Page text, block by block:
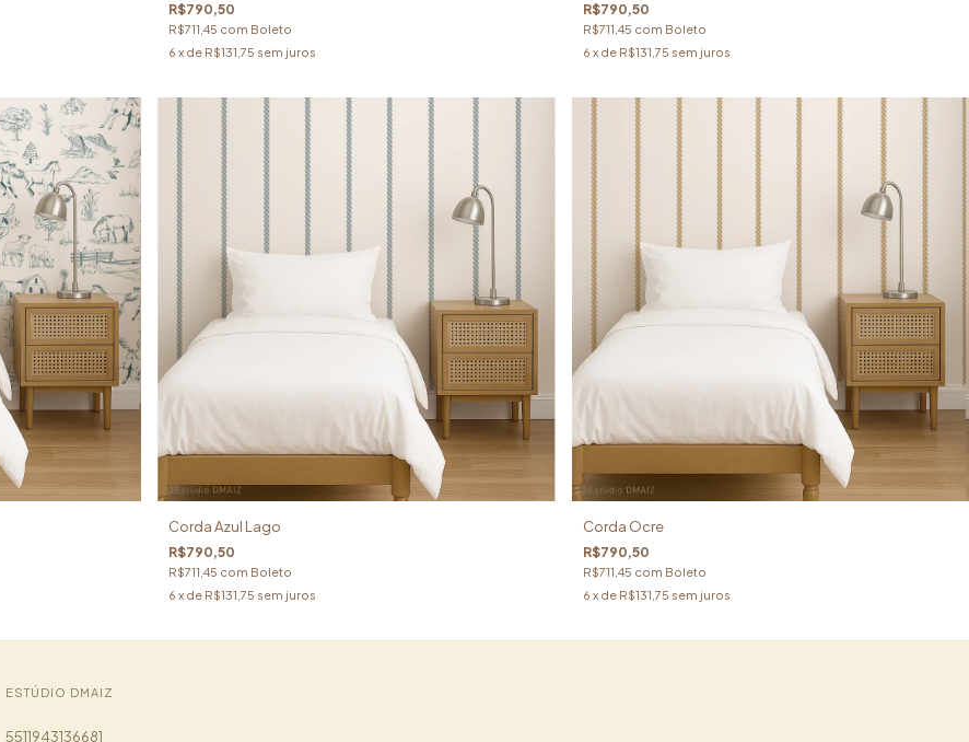
R$790,50
R$711,45 com Boleto
6 x de R$131,75 sem juros
R$790,50
R$711,45 com Boleto
6 x de R$131,75 sem juros
Corda Azul Lago
R$790,50
R$711,45 com Boleto
6 x de R$131,75 sem juros
Corda Ocre
R$790,50
R$711,45 com Boleto
6 x de R$131,75 sem juros
ESTÚDIO DMAIZ
5511943136681